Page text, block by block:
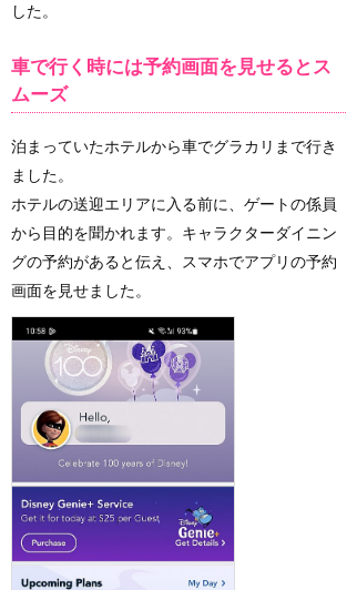
した。
車で行く時には予約画面を見せるとス
ムーズ
泊まっていたホテルから車でグラカリまで行き
ました。
ホテルの送迎エリアに入る前に、ゲートの係員
から目的を聞かれます。キャラクターダイニン
グの予約があると伝え、スマホでアプリの予約
画面を見せました。